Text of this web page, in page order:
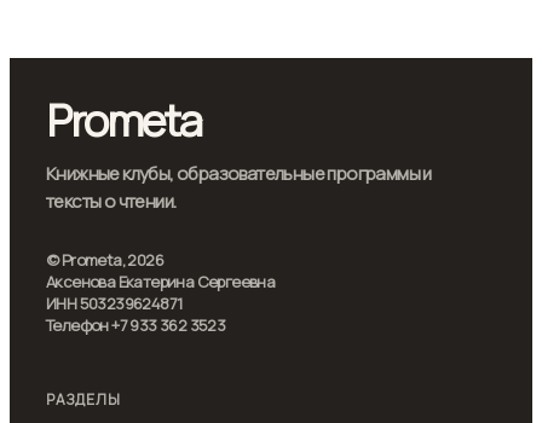
Prometa
Книжные клубы, образовательные программы и
тексты о чтении.
© Prometa, 2026
Аксенова Екатерина Сергеевна
ИНН 503239624871
Телефон +7 933 362 3523
РАЗДЕЛЫ